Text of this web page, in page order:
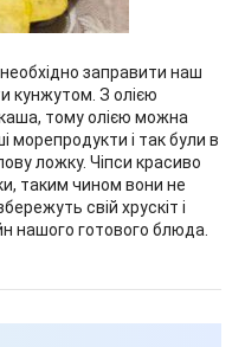
заправити наш
кунжутом. З олією
тому олією можна
морепродукти і так були в
ложку. Чіпси красиво
таким чином вони не
свій хрускіт і
нашого готового блюда.